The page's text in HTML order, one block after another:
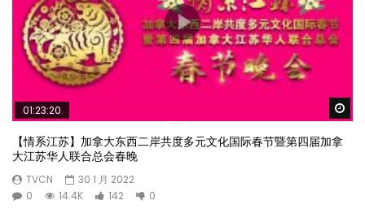
01:23:20
【情系江苏】加拿大东西二岸共度多元文化国际春节暨第四届加拿
大江苏华人联合总会春晚
TVCN
30 1 月 2022
0
14.4K 142 0